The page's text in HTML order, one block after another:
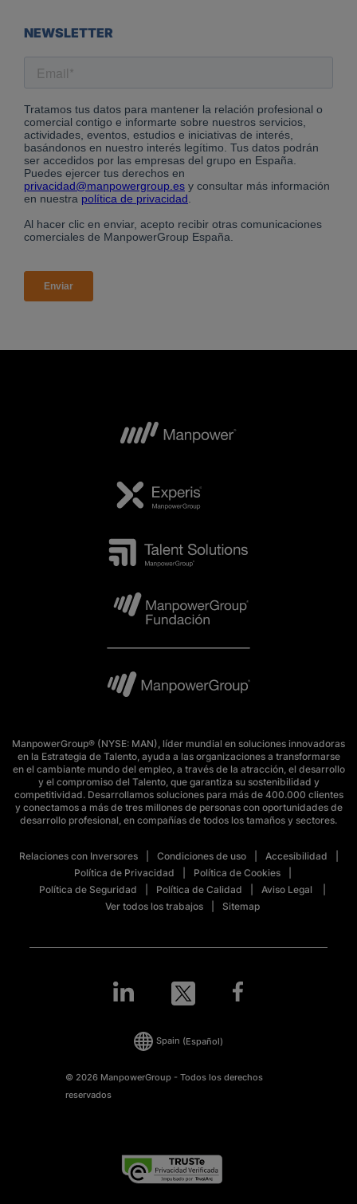
NEWSLETTER
ManpowerGroup® (NYSE: MAN), líder mundial en soluciones innovadoras
en la Estrategia de Talento, ayuda a las organizaciones a transformarse
en el cambiante mundo del empleo, a través de la atracción, el desarrollo
y el compromiso del Talento, que garantiza su sostenibilidad y
competitividad. Desarrollamos soluciones para más de 400.000 clientes
y conectamos a más de tres millones de personas con oportunidades de
desarrollo profesional, en compañías de todos los tamaños y sectores.
Relaciones con Inversores Condiciones de uso
Accesibilidad
Política de Privacidad
Política de Cookies
Política de Seguridad
Política de Calidad
Aviso Legal
Ver todos los trabajos
Sitemap
© 2026 ManpowerGroup - Todos los derechos
reservados
Spain (Español)